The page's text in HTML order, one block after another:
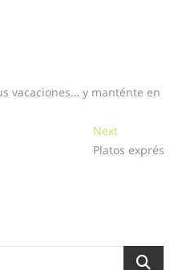
vacaciones… y manténte en
NextNext
post:
Platos exprés
Search